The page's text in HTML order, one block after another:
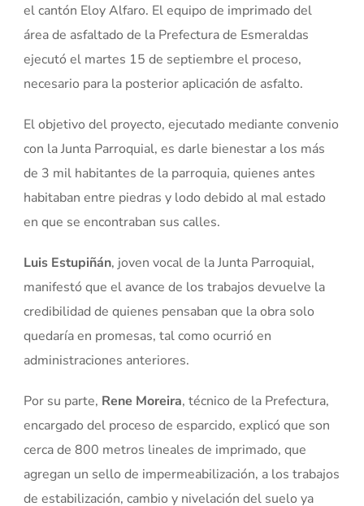
el cantón Eloy Alfaro. El equipo de imprimado del
área de asfaltado de la Prefectura de Esmeraldas
ejecutó el martes 15 de septiembre el proceso,
necesario para la posterior aplicación de asfalto.
El objetivo del proyecto, ejecutado mediante convenio
con la Junta Parroquial, es darle bienestar a los más
de 3 mil habitantes de la parroquia, quienes antes
habitaban entre piedras y lodo debido al mal estado
en que se encontraban sus calles.
Luis Estupiñán, joven vocal de la Junta Parroquial,
manifestó que el avance de los trabajos devuelve la
credibilidad de quienes pensaban que la obra solo
quedaría en promesas, tal como ocurrió en
administraciones anteriores.
Por su parte, Rene Moreira, técnico de la Prefectura,
encargado del proceso de esparcido, explicó que son
cerca de 800 metros lineales de imprimado, que
agregan un sello de impermeabilización, a los trabajos
de estabilización, cambio y nivelación del suelo ya